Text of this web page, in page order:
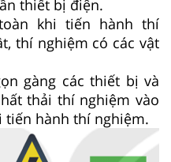
thiết bị điện.
khi tiến hành thí
thí nghiệm có các vật
gàng các thiết bị và
thải thí nghiệm vào
tiến hành thí nghiệm.